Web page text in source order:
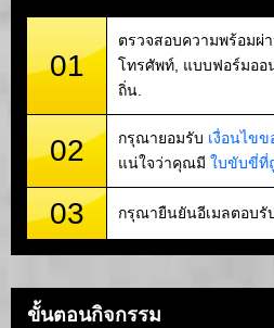
01
ตรวจสอบความพร้อมผ่
โทรศัพท์, แบบฟอร์มออ
ถิ่น.
02 กรุณายอมรับ เงื่อนไขข
แน่ใจว่าคุณมี ใบขับขี่ที่
03 กรุณายืนยันอีเมลตอบรั
ขั้นตอนกิจกรรม